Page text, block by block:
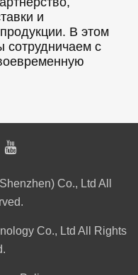
и
В этом
сотрудничаем с
Co., Ltd All
Co., Ltd All Rights